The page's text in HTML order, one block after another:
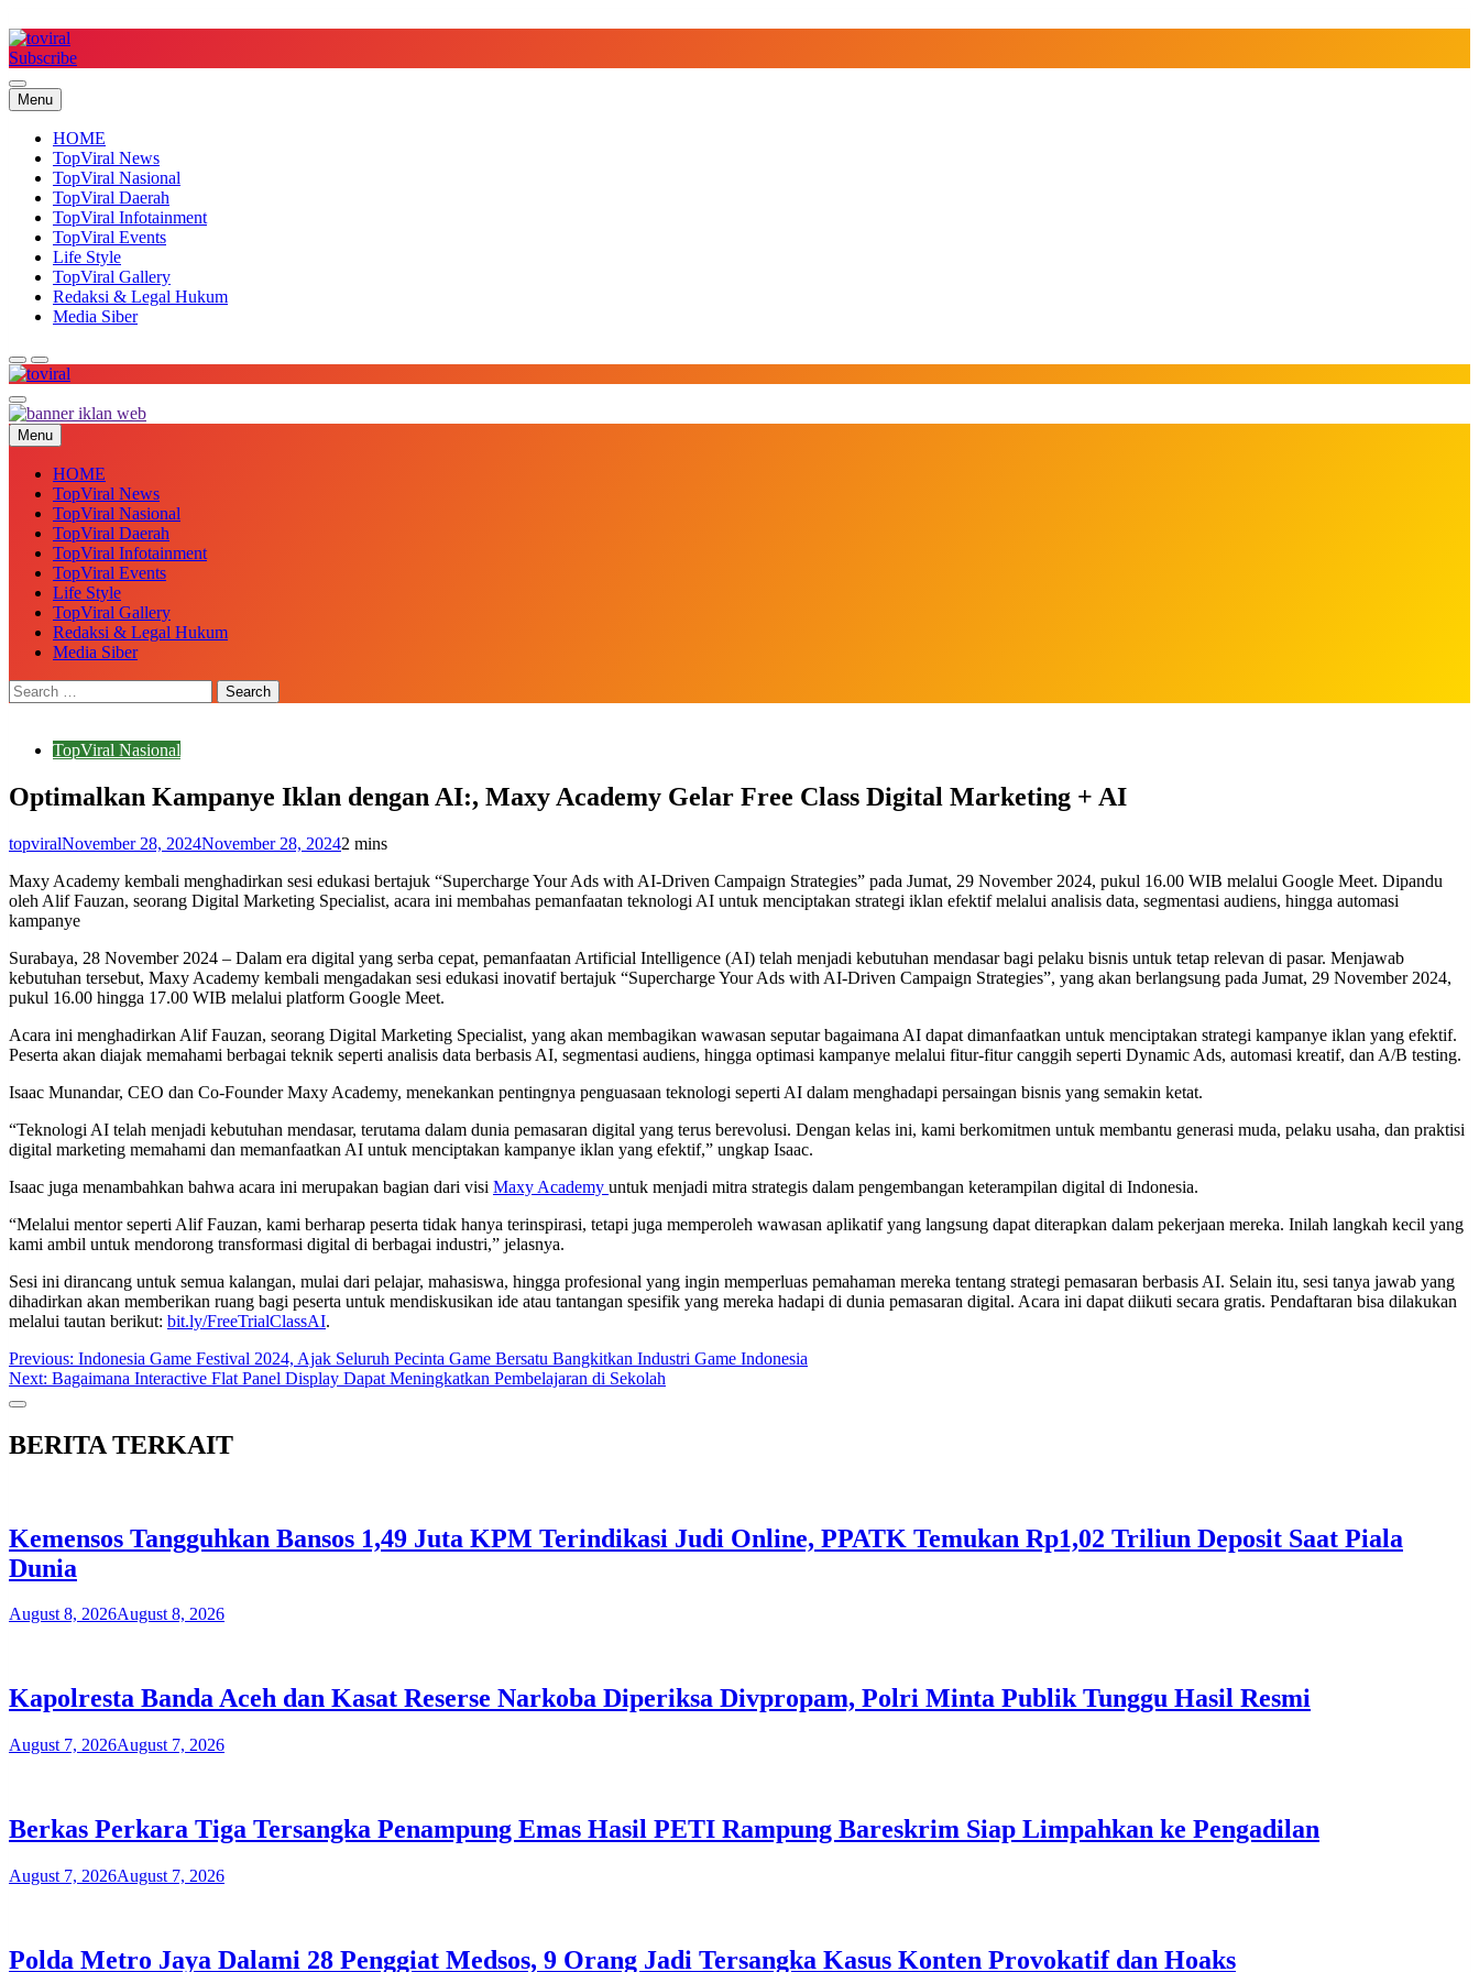
to
content
Subscribe
Menu
HOME
TopViral News
TopViral Nasional
TopViral Daerah
TopViral Infotainment
TopViral Events
Life Style
TopViral Gallery
Redaksi & Legal Hukum
Media Siber
Top Viral
Menu
HOME
TopViral News
TopViral Nasional
TopViral Daerah
TopViral Infotainment
TopViral Events
Life Style
TopViral Gallery
Redaksi & Legal Hukum
Media Siber
TopViral Nasional
Optimalkan Kampanye Iklan dengan AI:, Maxy Academy Gelar Free Class Digital Marketing + AI
topviralNovember 28, 2024November 28, 20242 mins
Maxy Academy kembali menghadirkan sesi edukasi bertajuk “Supercharge Your Ads with AI-Driven Campaign Strategies” pada Jumat, 29 November 2024, pukul 16.00 WIB melalui Google Meet. Dipandu
oleh Alif Fauzan, seorang Digital Marketing Specialist, acara ini membahas pemanfaatan teknologi AI untuk menciptakan strategi iklan efektif melalui analisis data, segmentasi audiens, hingga automasi
kampanye
Surabaya, 28 November 2024 – Dalam era digital yang serba cepat, pemanfaatan Artificial Intelligence (AI) telah menjadi kebutuhan mendasar bagi pelaku bisnis untuk tetap relevan di pasar. Menjawab
kebutuhan tersebut, Maxy Academy kembali mengadakan sesi edukasi inovatif bertajuk “Supercharge Your Ads with AI-Driven Campaign Strategies”, yang akan berlangsung pada Jumat, 29 November 2024,
pukul 16.00 hingga 17.00 WIB melalui platform Google Meet.
Acara ini menghadirkan Alif Fauzan, seorang Digital Marketing Specialist, yang akan membagikan wawasan seputar bagaimana AI dapat dimanfaatkan untuk menciptakan strategi kampanye iklan yang efektif.
Peserta akan diajak memahami berbagai teknik seperti analisis data berbasis AI, segmentasi audiens, hingga optimasi kampanye melalui fitur-fitur canggih seperti Dynamic Ads, automasi kreatif, dan A/B testing.
Isaac Munandar, CEO dan Co-Founder Maxy Academy, menekankan pentingnya penguasaan teknologi seperti AI dalam menghadapi persaingan bisnis yang semakin ketat.
“Teknologi AI telah menjadi kebutuhan mendasar, terutama dalam dunia pemasaran digital yang terus berevolusi. Dengan kelas ini, kami berkomitmen untuk membantu generasi muda, pelaku usaha, dan praktisi
digital marketing memahami dan memanfaatkan AI untuk menciptakan kampanye iklan yang efektif,” ungkap Isaac.
Isaac juga menambahkan bahwa acara ini merupakan bagian dari visi Maxy Academy untuk menjadi mitra strategis dalam pengembangan keterampilan digital di Indonesia.
“Melalui mentor seperti Alif Fauzan, kami berharap peserta tidak hanya terinspirasi, tetapi juga memperoleh wawasan aplikatif yang langsung dapat diterapkan dalam pekerjaan mereka. Inilah langkah kecil yang
kami ambil untuk mendorong transformasi digital di berbagai industri,” jelasnya.
Sesi ini dirancang untuk semua kalangan, mulai dari pelajar, mahasiswa, hingga profesional yang ingin memperluas pemahaman mereka tentang strategi pemasaran berbasis AI. Selain itu, sesi tanya jawab yang
dihadirkan akan memberikan ruang bagi peserta untuk mendiskusikan ide atau tantangan spesifik yang mereka hadapi di dunia pemasaran digital. Acara ini dapat diikuti secara gratis. Pendaftaran bisa dilakukan
melalui tautan berikut: bit.ly/FreeTrialClassAI.
Post
navigation
Previous: Indonesia Game Festival 2024, Ajak Seluruh Pecinta Game Bersatu Bangkitkan Industri Game Indonesia
Next: Bagaimana Interactive Flat Panel Display Dapat Meningkatkan Pembelajaran di Sekolah
BERITA TERKAIT
Kemensos Tangguhkan Bansos 1,49 Juta KPM Terindikasi Judi Online, PPATK Temukan Rp1,02 Triliun Deposit Saat Piala
Dunia
August 8, 2026August 8, 2026
Kapolresta Banda Aceh dan Kasat Reserse Narkoba Diperiksa Divpropam, Polri Minta Publik Tunggu Hasil Resmi
August 7, 2026August 7, 2026
Berkas Perkara Tiga Tersangka Penampung Emas Hasil PETI Rampung Bareskrim Siap Limpahkan ke Pengadilan
August 7, 2026August 7, 2026
Polda Metro Jaya Dalami 28 Penggiat Medsos, 9 Orang Jadi Tersangka Kasus Konten Provokatif dan Hoaks